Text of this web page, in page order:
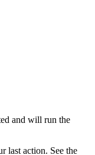
and will run the
last action. See the